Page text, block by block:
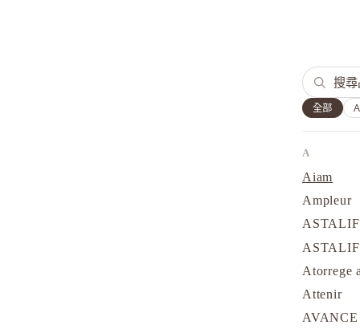
全部
A
Aiam
Ampleur
Atorrege
Attenir
AVANCE